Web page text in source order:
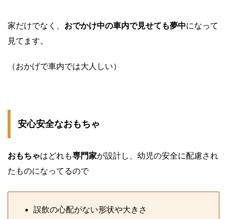
家だけでなく、 おでかけ中の車内で見せても夢中になって
見てます。
（おかげで車内では大人しい）
安心安全なおもちゃ
おもちゃはどれも専門家が設計し、幼児の安全に配慮され
たものになってるので
誤飲の心配がない形状や大きさ